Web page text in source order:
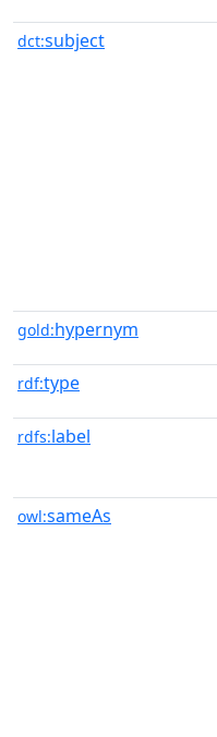
dct:subject
gold:hypernym
rdf:type
rdfs:label
owl:sameAs